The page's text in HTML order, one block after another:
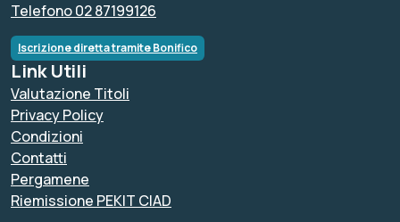
Telefono 02 87199126
Iscrizione diretta tramite Bonifico
Link Utili
Valutazione Titoli
Privacy Policy
Condizioni
Contatti
Pergamene
Riemissione PEKIT CIAD